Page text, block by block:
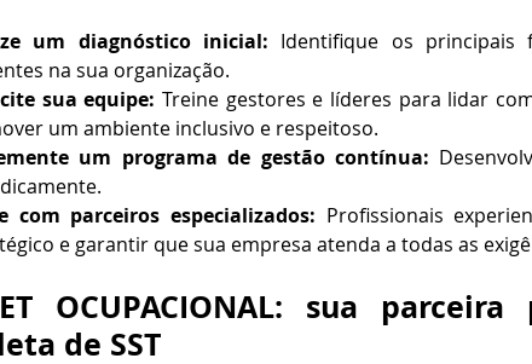
um diagnóstico inicial: Identifique os principais
na sua organização.
sua equipe: Treine gestores e líderes para lidar
um ambiente inclusivo e respeitoso.
um programa de gestão contínua:
com parceiros especializados: Profissionais
e garantir que sua empresa atenda a todas as
OCUPACIONAL: sua
de SST